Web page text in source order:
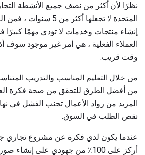
نظرًا لأن أكثر من نصف جميع الأنشطة
المتحدة لا تجعلها أكثر
إنشاء منتجات وخدمات لا تؤدي مهمًا كبيرًا
العملاء الفعلية ، هي أمر غير موجود سوف
وقت قريب.
من خلال التعليم المناسب والتدريب
من أفضل الطرق للتحقق من صحة فكرة
المزيد من رواد الأعمال تجنب الفشل في
نقص الطلب في السوق.
عندما يكون لدي فكرة عن مشروع تجاري
أركز على 100٪ من جهودي على